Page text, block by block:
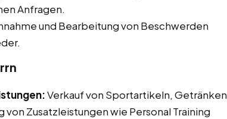
Anfragen.
und Bearbeitung von Beschwerden
Verkauf von Sportartikeln, Getränken
Zusatzleistungen wie Personal Training